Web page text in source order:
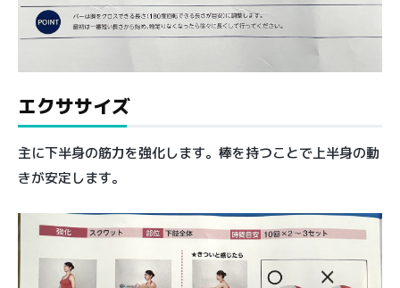
エクササイズ
主に下半身の筋力を強化します。棒を持つことで上半身の動
きが安定します。